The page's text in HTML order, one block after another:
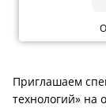
Приглашаем
технологий» на